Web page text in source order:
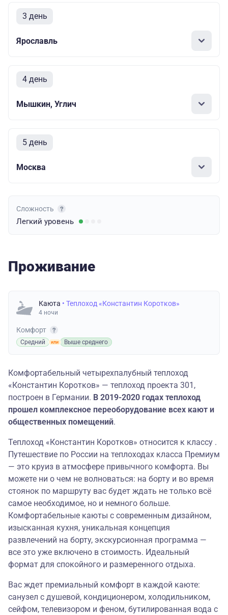
3 день
Ярославль
4 день
Мышкин, Углич
5 день
Москва
Сложность
Легкий уровень
Проживание
Каюта • Теплоход «Константин Коротков»
4 ночи
Комфорт
Средний Выше среднего
Комфортабельный четырехпалубный теплоход
«Константин Коротков» — теплоход проекта 301,
построен в Германии. В 2019-2020 годах теплоход
прошел комплексное переоборудование всех кают и
общественных помещений.
Теплоход «Константин Коротков» относится к классу .
Путешествие по России на теплоходах класса Премиум
— это круиз в атмосфере привычного комфорта. Вы
можете ни о чем не волноваться: на борту и во время
стоянок по маршруту вас будет ждать не только всё
самое необходимое, но и немного больше.
Комфортабельные каюты с современным дизайном,
изысканная кухня, уникальная концепция
развлечений на борту, экскурсионная программа —
все это уже включено в стоимость. Идеальный
формат для спокойного и размеренного отдыха.
Вас ждет премиальный комфорт в каждой каюте:
санузел с душевой, кондиционером, холодильником,
сейфом, телевизором и феном, бутилированная вода с